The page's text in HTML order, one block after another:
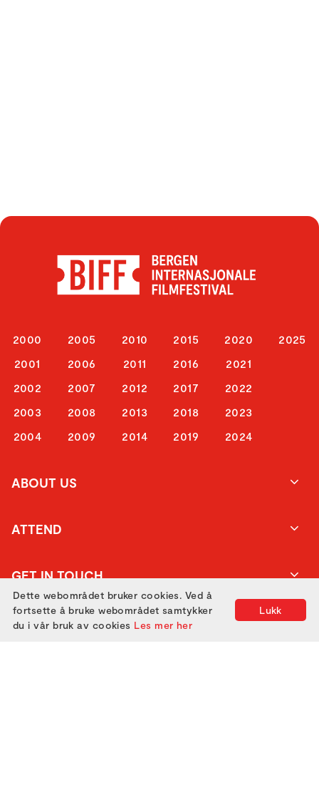
2000
2001
2002
2003
2004
2005
2006
2007
2008
2009
2010
2011
2012
2013
2014
2015
2016
2017
2018
2019
2020
2021
2022
2023
2024
2025
ABOUT US
ATTEND
GET IN TOUCH
Lukk
Dette webområdet bruker cookies. Ved å
fortsette å bruke webområdet samtykker
du i vår bruk av cookies Les mer her